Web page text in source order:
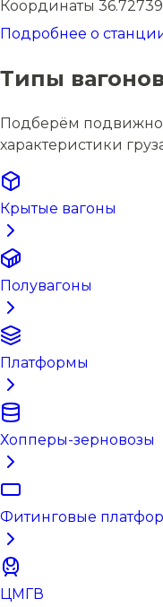
Координаты
Подробнее о
Типы вагонов
Подберём
характеристики
Крытые вагоны
Полувагоны
Платформы
Хопперы-зерновозы
Фитинговые
ЦМГВ